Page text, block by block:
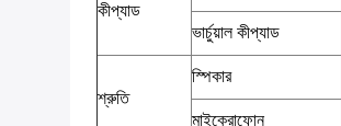
কীপ্যাড
ভার্চুয়াল কীপ্যাড
শ্রুতি
স্পিকার
মাইক্রোফোন